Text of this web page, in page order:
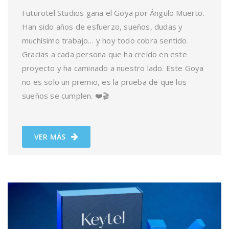
Futurotel Studios gana el Goya por Ángulo Muerto.
Han sido años de esfuerzo, sueños, dudas y
muchísimo trabajo… y hoy todo cobra sentido.
Gracias a cada persona que ha creído en este
proyecto y ha caminado a nuestro lado. Este Goya
no es solo un premio, es la prueba de que los
sueños se cumplen. ❤️🎬
VER MÁS